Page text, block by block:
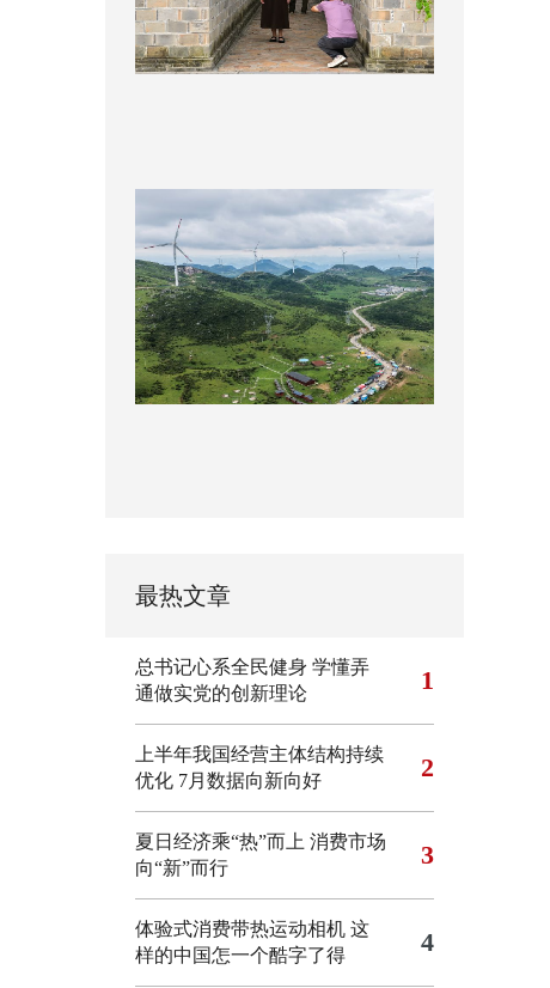
最热文章
总书记心系全民健身 学懂弄
通做实党的创新理论
1
上半年我国经营主体结构持续
优化 7月数据向新向好 2
夏日经济乘“热”而上 消费市场
向“新”而行
3
体验式消费带热运动相机 这
样的中国怎一个酷字了得
4